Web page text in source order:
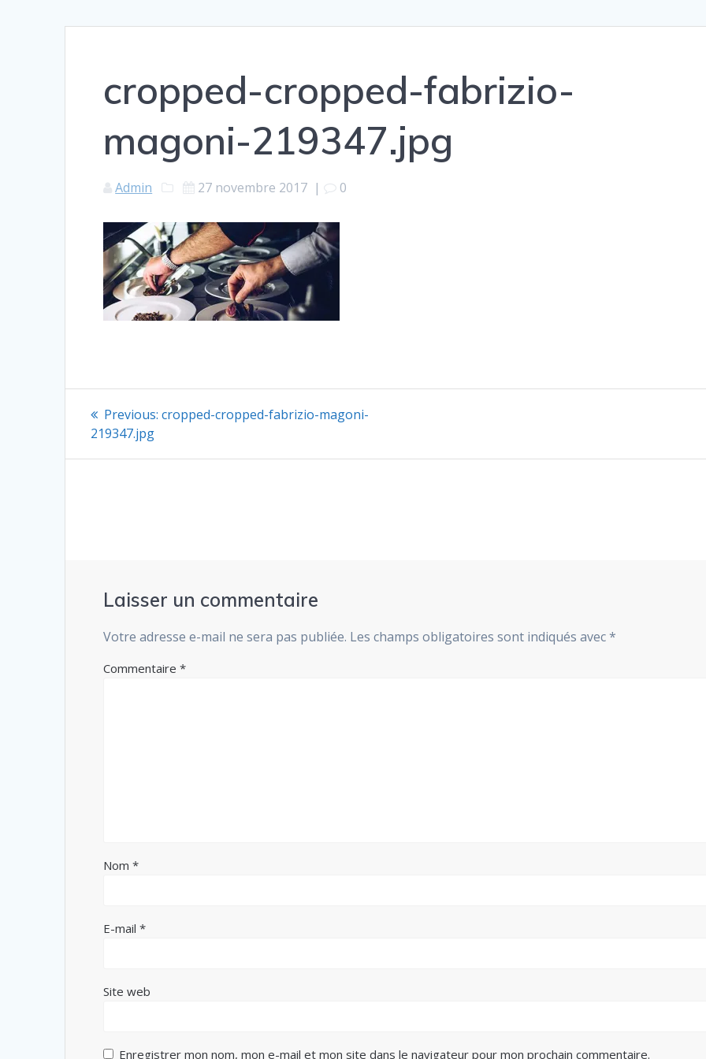
cropped-cropped-fabrizio-
magoni-219347.jpg
Admin 27 novembre 2017 | 0
Navigation
de
Previous: Previous
cropped-cropped-fabrizio-magoni-
219347.jpg
Laisser un commentaire
Votre adresse e-mail ne sera pas publiée. Les champs obligatoires sont indiqués avec*
Commentaire*
Nom*
E-mail*
Site web
Enregistrer mon nom, mon e-mail et mon site dans le navigateur pour mon prochain commentaire.